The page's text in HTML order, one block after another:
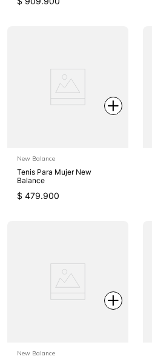
New Balance
Tenis Para Mujer New
Balance
$ 479.900
New Balance